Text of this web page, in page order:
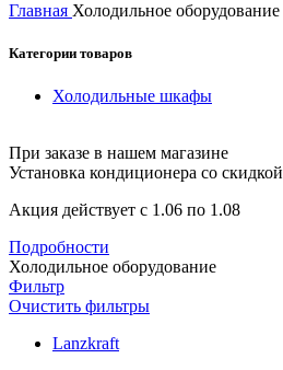
Главная Холодильное оборудование
Категории товаров
Холодильные шкафы
При заказе в нашем магазине
Установка кондиционера со скидкой
Акция действует с 1.06 по 1.08
Подробности
Холодильное оборудование
Фильтр
Очистить фильтры
Lanzkraft